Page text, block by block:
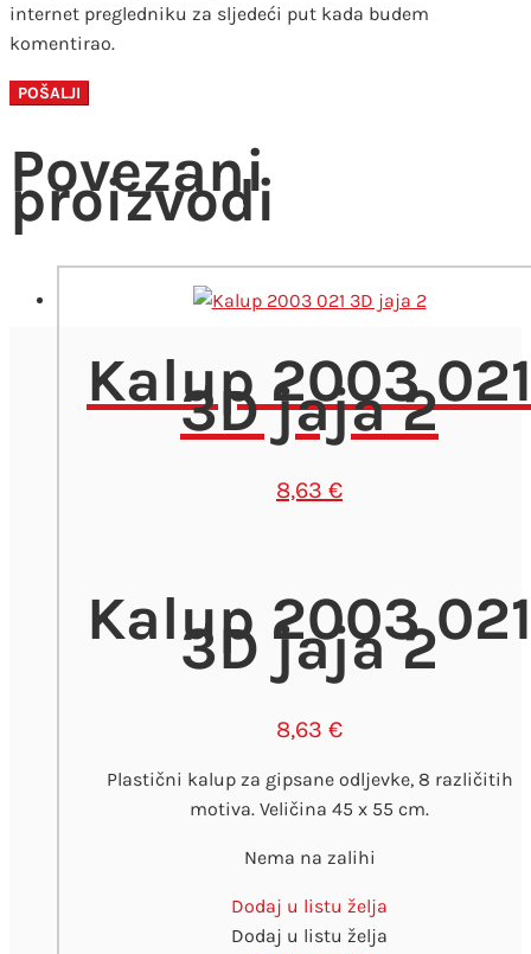
internet pregledniku za sljedeći put kada budem
komentirao.
Povezani
proizvodi
Kalup 2003 021
3D jaja 2
8,63 €
Kalup 2003 021
3D jaja 2
8,63 €
Plastični kalup za gipsane odljevke, 8 različitih
motiva. Veličina 45 x 55 cm.
Nema na zalihi
Dodaj u listu želja
Dodaj u listu želja